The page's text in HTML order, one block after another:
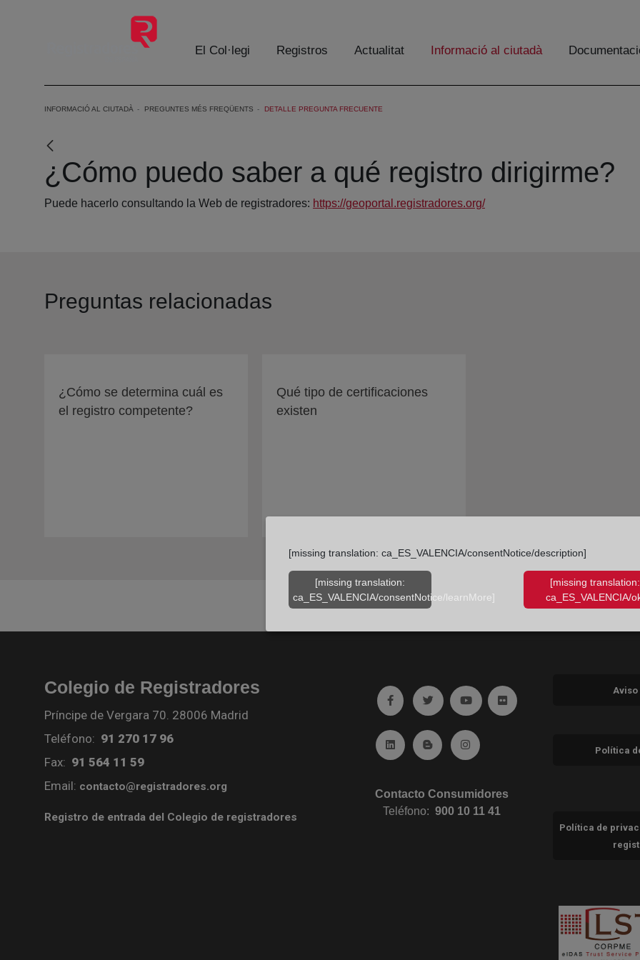
Salta al contingut principal
El Col·legi Registros Actualitat Informació al ciutadà
INFORMACIÓ AL CIUTADÀ PREGUNTES MÉS FREQÜENTS DETALLE PREGUNTA FRECUENTE
¿Cómo puedo saber a qué registro dirigirme?
Puede hacerlo consultando la Web de registradores: https://geoportal.registradores.org/
Preguntas relacionadas
¿Cómo se determina cuál es
el registro competente?
Qué tipo de certificaciones
existen
Colegio de Registradores
Príncipe de Vergara 70. 28006 Madrid
Teléfono: 91 270 17 96
Fax: 91 564 11 59
Email: contacto@registradores.org
Registro de entrada del Colegio de registradores
Ir a facebook (abre en ventana nueva)
Ir a twitter (abre en ventana nueva)
Ir a YouTube (abre en ventana
Ir a Flickr (abre en ventana
Ir a Linkedin (abre en ventana nueva)
Ir al Blog (abre en ventana nueva)
Ir a Instagram (abre en ventana
Contacto Consumidores
Teléfono:900 10 11 41
Política
Política de
[missing translation: ca_ES_VALENCIA/consentNotice/description]
[missing translation:
ca_ES_VALENCIA/consentNotice/learnMore]
[missing translation:
ca_ES_VALENCIA/